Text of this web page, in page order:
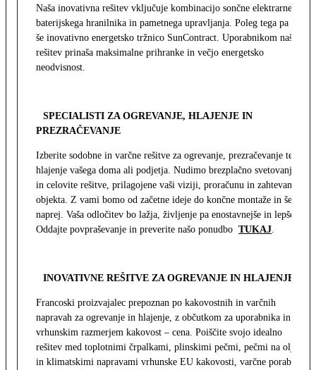
Naša inovativna rešitev vključuje kombinacijo sončne elektrarne,
baterijskega hranilnika in pametnega upravljanja. Poleg tega pa
še inovativno energetsko tržnico SunContract. Uporabnikom naša
rešitev prinaša maksimalne prihranke in večjo energetsko
neodvisnost.
SPECIALISTI ZA OGREVANJE, HLAJENJE IN
PREZRAČEVANJE
Izberite sodobne in varčne rešitve za ogrevanje, prezračevanje ter
hlajenje vašega doma ali podjetja. Nudimo brezplačno svetovanje
in celovite rešitve, prilagojene vaši viziji, proračunu in zahtevam
objekta. Z vami bomo od začetne ideje do končne montaže in še
naprej. Vaša odločitev bo lažja, življenje pa enostavnejše in lepše.
Oddajte povpraševanje in preverite našo ponudbo TUKAJ
INOVATIVNE REŠITVE ZA OGREVANJE IN HLAJENJE
Francoski proizvajalec prepoznan po kakovostnih in varčnih
napravah za ogrevanje in hlajenje, z občutkom za uporabnika in z
vrhunskim razmerjem kakovost – cena. Poiščite svojo idealno
rešitev med toplotnimi črpalkami, plinskimi pečmi, pečmi na olje
in klimatskimi napravami vrhunske EU kakovosti, varčne porabe